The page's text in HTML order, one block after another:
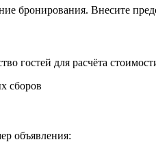
бронирования. Внесите
гостей для расчёта
сборов
объявления: